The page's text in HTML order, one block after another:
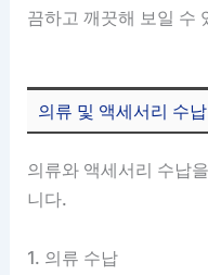
끔하고 깨끗해 보일 수
의류 및 액세서리 수
의류와 액세서리 수납
니다.
1. 의류 수납